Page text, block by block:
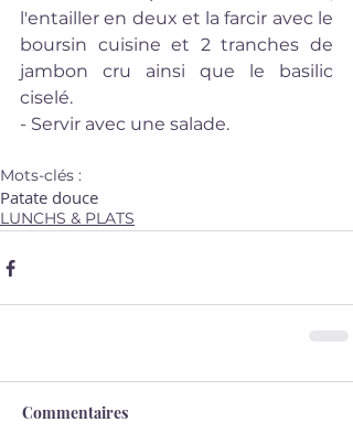
l'entailler en deux et la farcir avec le
boursin cuisine et 2 tranches de
jambon cru ainsi que le basilic
ciselé.
- Servir avec une salade.
Mots-clés :
Patate douce
LUNCHS & PLATS
Commentaires